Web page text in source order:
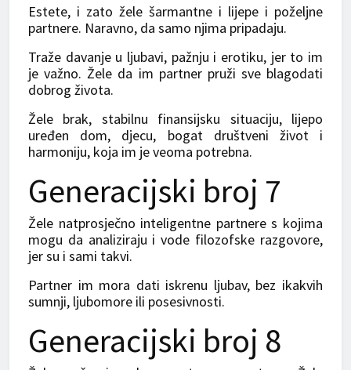
Estete, i zato žele šarmantne i lijepe i poželjne
partnere. Naravno, da samo njima pripadaju.
Traže davanje u ljubavi, pažnju i erotiku, jer to im
je važno. Žele da im partner pruži sve blagodati
dobrog života.
Žele brak, stabilnu finansijsku situaciju, lijepo
uređen dom, d‌jecu, bogat društveni život i
harmoniju, koja im je veoma potrebna.
Generacijski broj 7
Žele natprosječno inteligentne partnere s kojima
mogu da analiziraju i vode filozofske razgovore,
jer su i sami takvi.
Partner im mora dati iskrenu ljubav, bez ikakvih
sumnji, ljubomore ili posesivnosti.
Generacijski broj 8